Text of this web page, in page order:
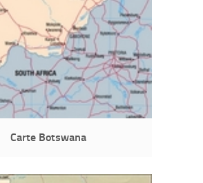
Carte Botswana